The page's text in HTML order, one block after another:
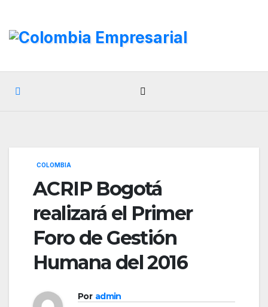
contenido
COLOMBIA
ACRIP Bogotá
realizará el Primer
Foro de Gestión
Humana del 2016
Por admin